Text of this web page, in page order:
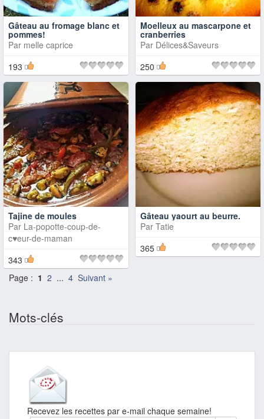
Gâteau au fromage blanc et
pommes!
Par melle caprice
193
Moelleux au mascarpone et
cranberries
Par Délices&Saveurs
250
Tajine de moules
Par La-popotte-coup-de-
c♥eur-de-maman
343
Gâteau yaourt au beurre.
Par Tatie
365
Page : 1 2 ... 4 Suivant »
Mots-clés
Recevez les recettes par e-mail chaque semaine!